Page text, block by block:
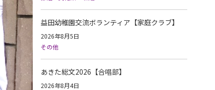
益田幼稚園交流ボランティア【家庭クラブ】
2026年8月5日
その他
あきた総文2026【合唱部】
2026年8月4日